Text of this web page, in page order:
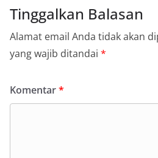
Tinggalkan Balasan
Alamat email Anda tidak akan
yang wajib ditandai *
Komentar*